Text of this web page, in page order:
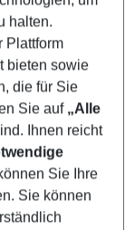
halten.
Plattform
bieten sowie
die für Sie
Sie auf „Alle
Ihnen reicht
Sie Ihre
Sie können